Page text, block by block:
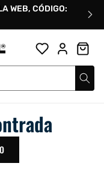
WEB, CÓDIGO: